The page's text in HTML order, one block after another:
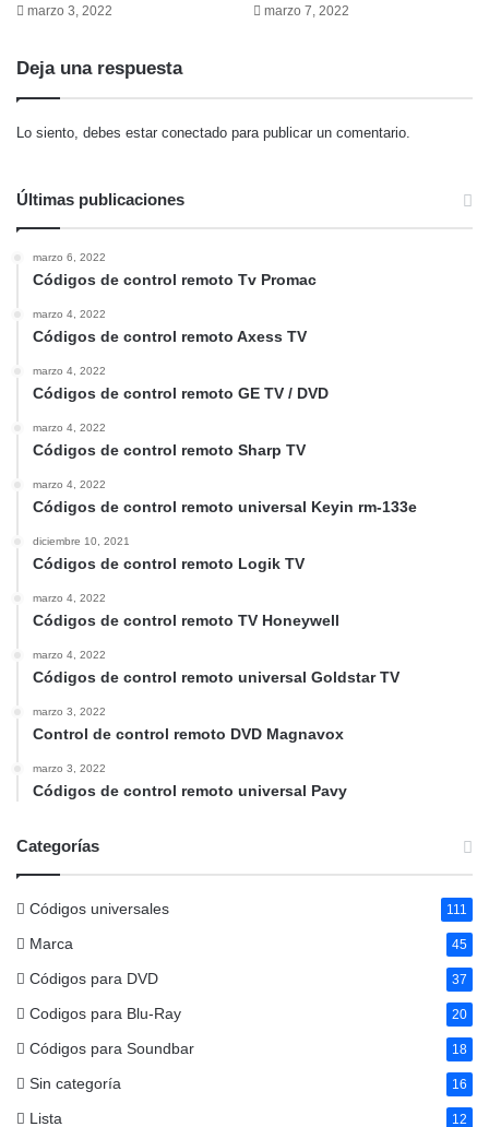
marzo 3, 2022 marzo 7, 2022
Deja una respuesta
Lo siento, debes estar conectado para publicar un comentario.
Últimas publicaciones
marzo 6, 2022
Códigos de control remoto Tv Promac
marzo 4, 2022
Códigos de control remoto Axess TV
marzo 4, 2022
Códigos de control remoto GE TV / DVD
marzo 4, 2022
Códigos de control remoto Sharp TV
marzo 4, 2022
Códigos de control remoto universal Keyin rm-133e
diciembre 10, 2021
Códigos de control remoto Logik TV
marzo 4, 2022
Códigos de control remoto TV Honeywell
marzo 4, 2022
Códigos de control remoto universal Goldstar TV
marzo 3, 2022
Control de control remoto DVD Magnavox
marzo 3, 2022
Códigos de control remoto universal Pavy
Categorías
Códigos universales 111
Marca 45
Códigos para DVD 37
Codigos para Blu-Ray 20
Códigos para Soundbar 18
Sin categoría 16
Lista 12